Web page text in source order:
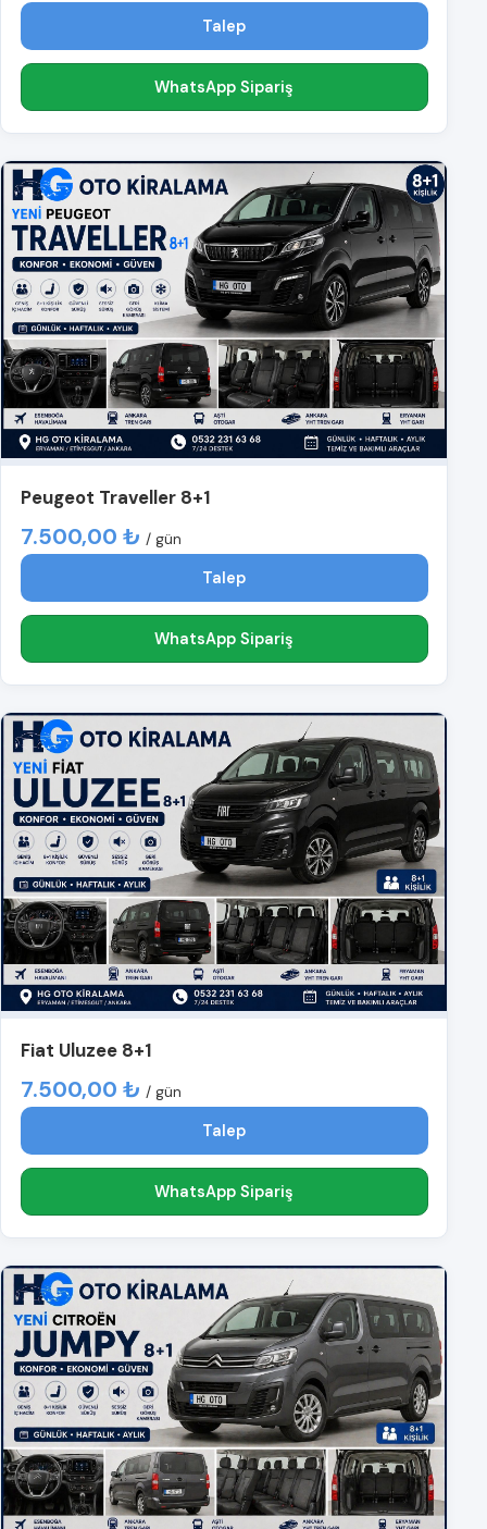
Talep
WhatsApp Sipariş
Peugeot Traveller 8+1
7.500,00 ₺ / gün
Talep
WhatsApp Sipariş
Fiat Uluzee 8+1
7.500,00 ₺ / gün
Talep
WhatsApp Sipariş